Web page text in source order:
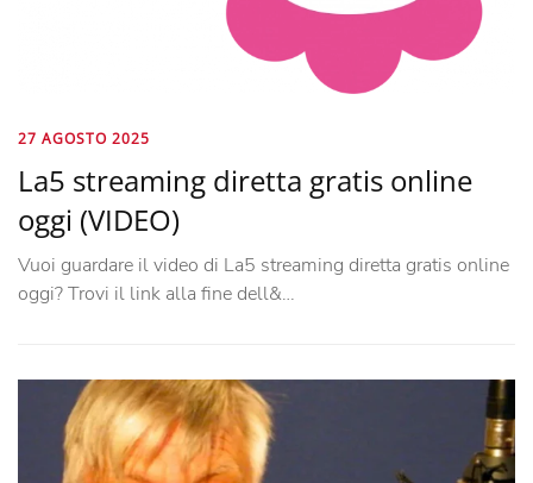
27 AGOSTO 2025
La5 streaming diretta gratis online
oggi (VIDEO)
Vuoi guardare il video di La5 streaming diretta gratis online
oggi? Trovi il link alla fine dell&…